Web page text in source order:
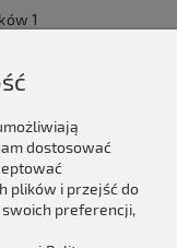
1
dostosować
plików i przejść do
preferencji,